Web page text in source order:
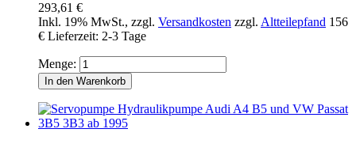
293,61 €
Inkl. 19% MwSt., zzgl. Versandkosten zzgl. Altteilepfand 156
€ Lieferzeit: 2-3 Tage
Menge:
In den Warenkorb